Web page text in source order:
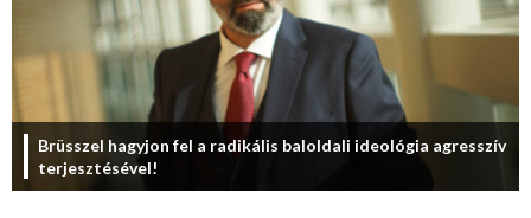
Brüsszel hagyjon fel a radikális baloldali ideológia agresszív
terjesztésével!